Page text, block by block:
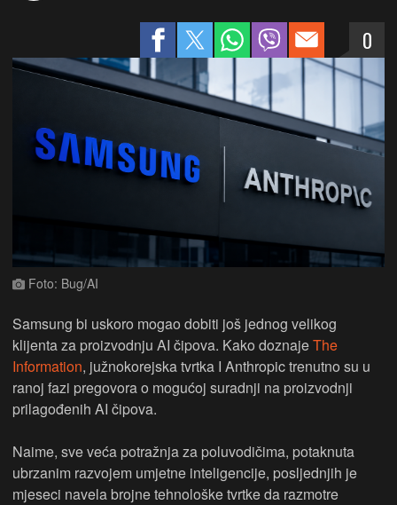
0
Foto: Bug/AI
Samsung bi uskoro mogao dobiti još jednog velikog
klijenta za proizvodnju AI čipova. Kako doznajeThe
Information, južnokorejska tvrtka I Anthropic trenutno su u
ranoj fazi pregovora o mogućoj suradnji na proizvodnji
prilagođenih AI čipova.
Naime, sve veća potražnja za poluvodičima, potaknuta
ubrzanim razvojem umjetne inteligencije, posljednjih je
mjeseci navela brojne tehnološke tvrtke da razmotre